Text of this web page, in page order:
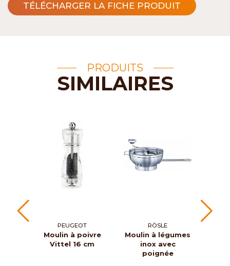
TÉLÉCHARGER LA FICHE PRODUIT
PRODUITS
SIMILAIRES
PEUGEOT
Moulin à poivre
Vittel 16 cm
RÖSLE
Moulin à légumes
inox avec
poignée